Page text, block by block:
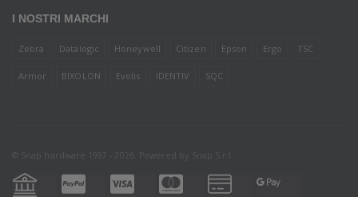
I NOSTRI MARCHI
Zebra Datalogic Honeywell Citizen Epson Ergo TSC
Armor BIXOLON Evolis IDENTIV SQC
© Snap hardware 1997 - 2026. Powered by Snap S.r.l.